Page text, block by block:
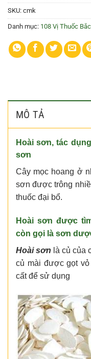
SKU: cmk
Danh mục: 108 Vị Thuốc Bắc
MÔ TẢ
Hoài sơn, tác
sơn
Cây mọc hoang ở
sơn được trông
thuốc đại bổ.
Hoài sơn được
còn gọi là sơn
Hoài sơn là củ của
củ mài được gọt
cất để sử dụng